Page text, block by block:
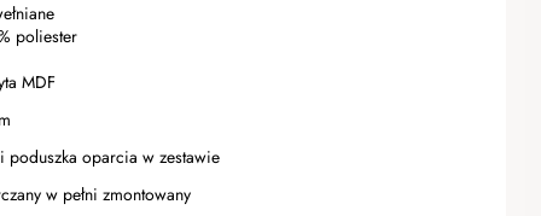
poliester
MDF
poduszka oparcia w zestawie
w pełni zmontowany